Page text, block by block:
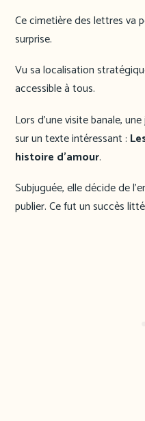
Ce cimetière des lettres va
surprise.
Vu sa localisation
accessible à tous.
Lors d’une visite banale,
sur un texte intéressant :
histoire d’amour.
Subjuguée, elle décide de
publier. Ce fut un succès